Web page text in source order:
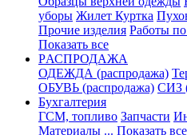
уборы Жилет Куртка
Прочие изделия Работы
Показать все
PАСПРОДАЖА
ОДЕЖДА (распродажа)
ОБУВЬ (распродажа) СИЗ
Бухгалтерия
ГСМ, топливо Запчасти
Материалы ... Показать все